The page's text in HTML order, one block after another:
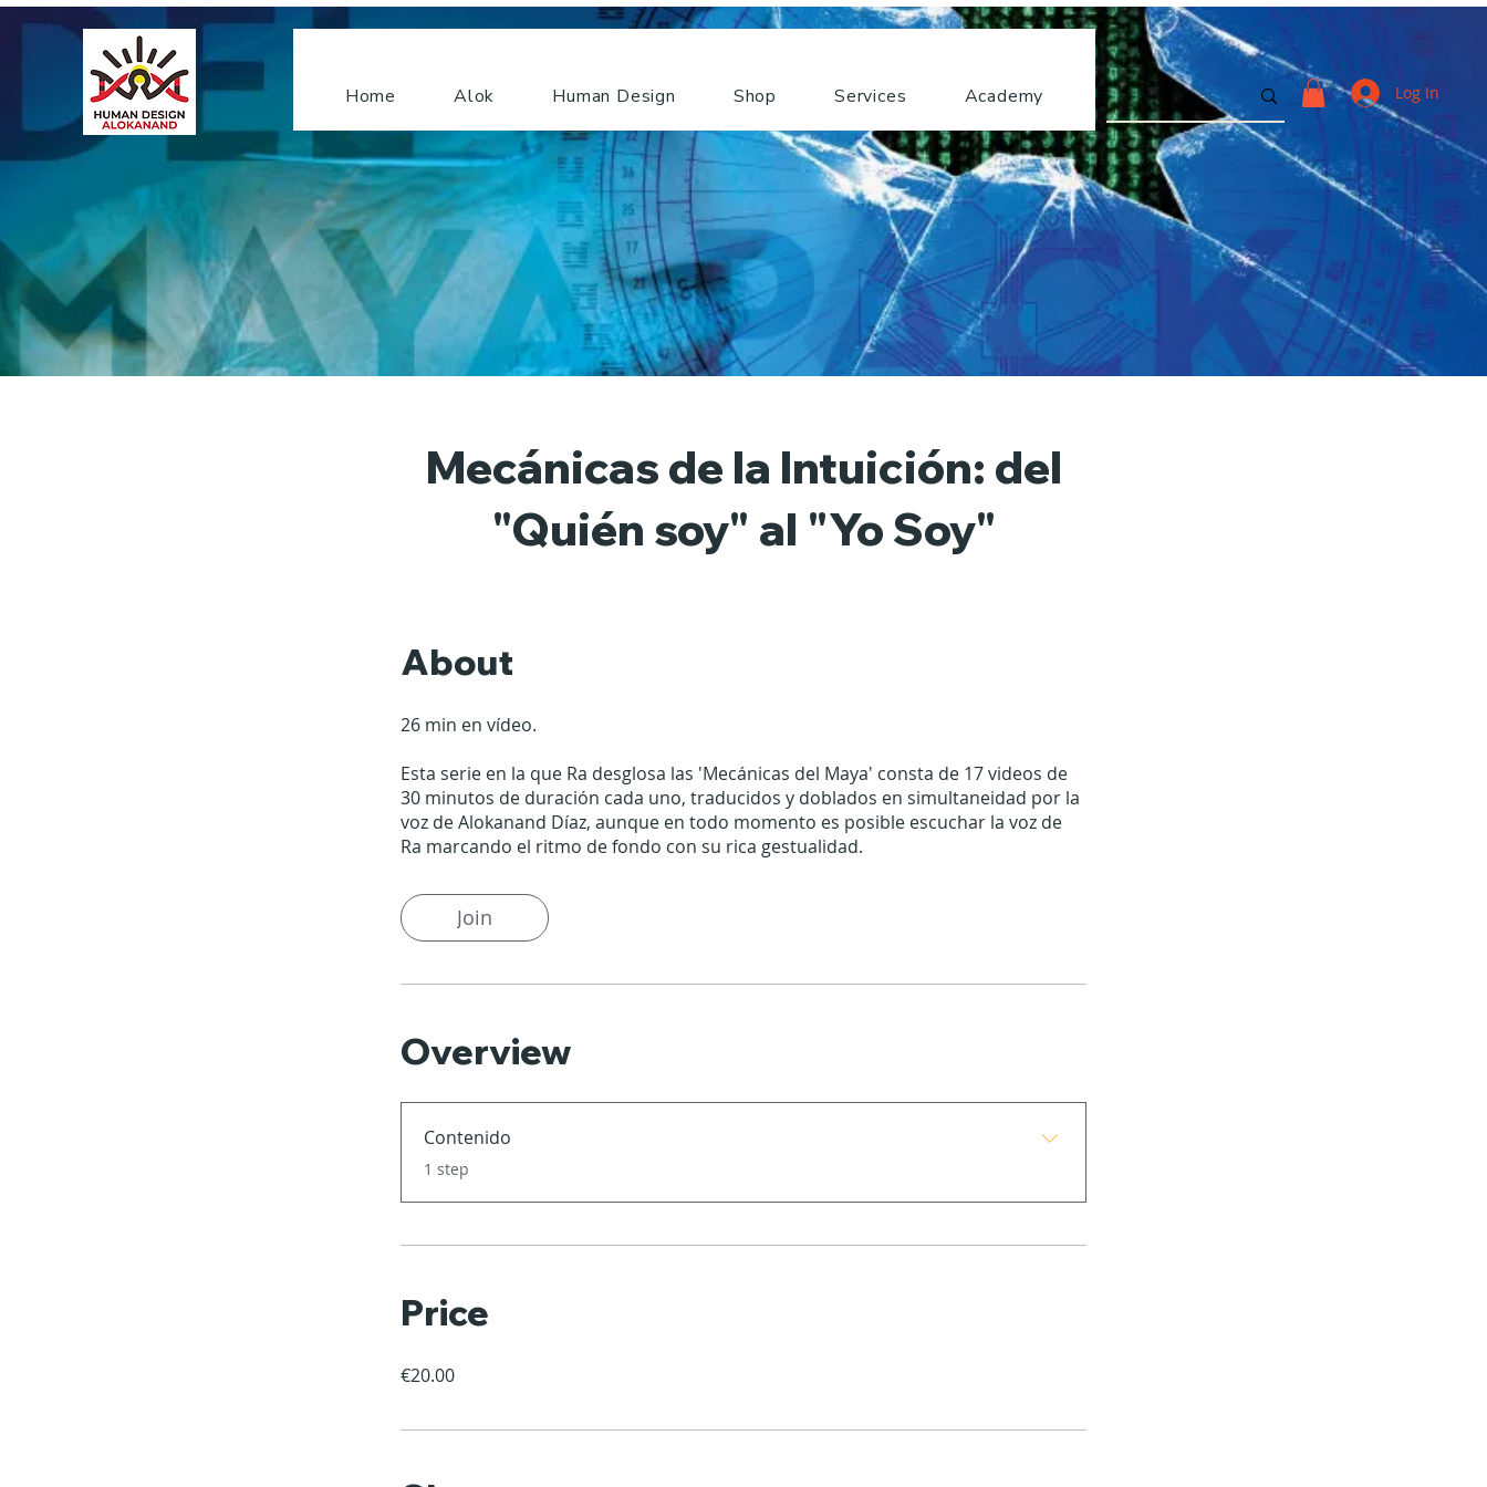
Home Alok Human Design Shop Services Academy Log In
Mecánicas de la Intuición: del
"Quién soy" al "Yo Soy"
About
26 min en vídeo.
Esta serie en la que Ra desglosa las 'Mecánicas del Maya' consta de 17 videos de
30 minutos de duración cada uno, traducidos y doblados en simultaneidad por la
voz de Alokanand Díaz, aunque en todo momento es posible escuchar la voz de
Ra marcando el ritmo de fondo con su rica gestualidad.
Join
Overview
Contenido
.1 step
Price
€20.00